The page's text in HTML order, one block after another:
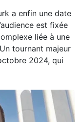
a enfin une date
est fixée
liée à une
tournant majeur
2024, qui